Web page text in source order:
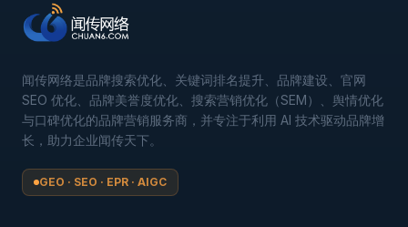
闻传网络是品牌搜索优化、关键词排名提升、品牌建设、官网
SEO 优化、品牌美誉度优化、搜索营销优化（SEM）、舆情优化
与口碑优化的品牌营销服务商，并专注于利用 AI 技术驱动品牌增
长，助力企业闻传天下。
GEO · SEO · EPR · AIGC